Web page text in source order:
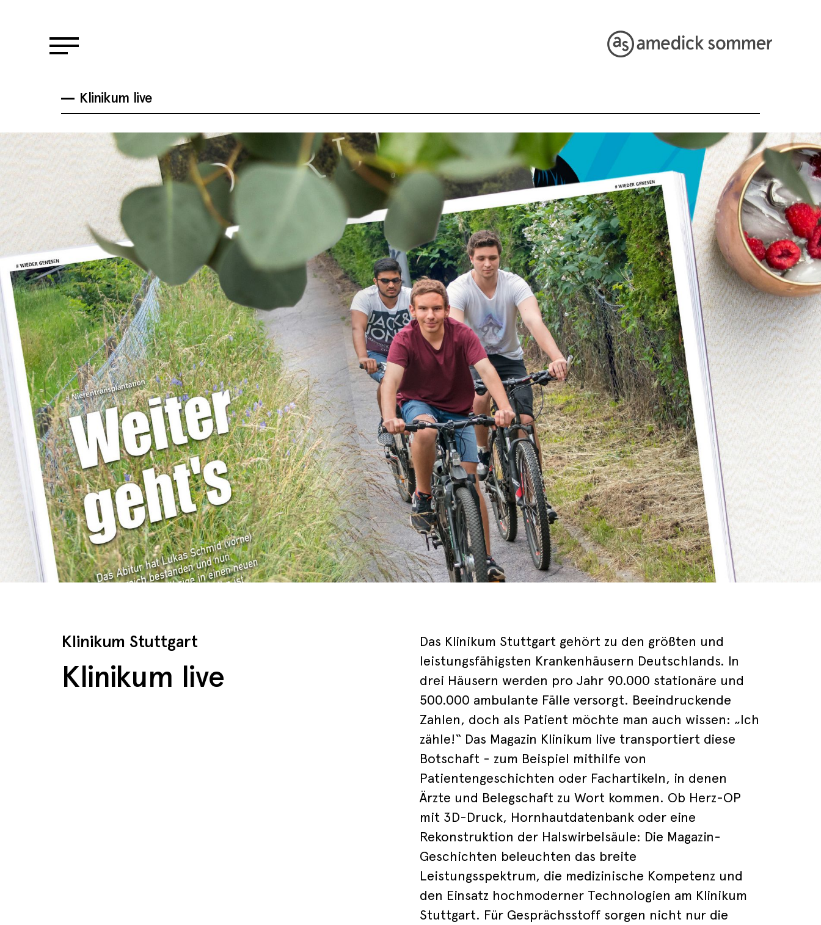
Klinikum live
Klinikum Stuttgart
Klinikum live
Das Klinikum Stuttgart gehört zu den größten und
leistungsfähigsten Krankenhäusern Deutschlands. In
drei Häusern werden pro Jahr 90.000 stationäre und
500.000 ambulante Fälle versorgt. Beeindruckende
Zahlen, doch als Patient möchte man auch wissen: „Ich
zähle!“ Das Magazin Klinikum live transportiert diese
Botschaft - zum Beispiel mithilfe von
Patientengeschichten oder Fachartikeln, in denen
Ärzte und Belegschaft zu Wort kommen. Ob Herz-OP
mit 3D-Druck, Hornhautdatenbank oder eine
Rekonstruktion der Halswirbelsäule: Die Magazin-
Geschichten beleuchten das breite
Leistungsspektrum, die medizinische Kompetenz und
den Einsatz hochmoderner Technologien am Klinikum
Stuttgart. Für Gesprächsstoff sorgen nicht nur die